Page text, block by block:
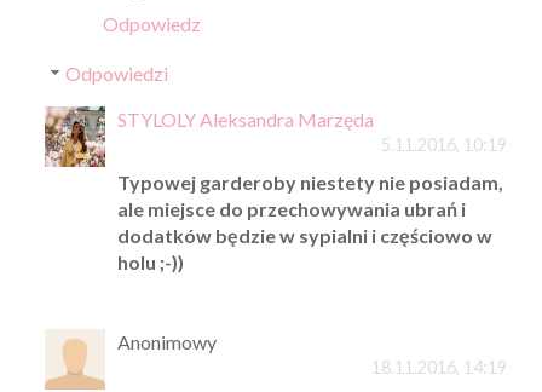
Odpowiedz
Odpowiedzi
STYLOLY Aleksandra Marzęda
5.11.2016, 10:19
Typowej garderoby niestety nie posiadam,
ale miejsce do przechowywania ubrań i
dodatków będzie w sypialni i częściowo w
holu ;-))
Anonimowy
18.11.2016, 14:19